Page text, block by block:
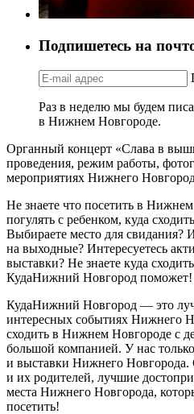
Подпишетесь на
Раз в неделю мы будем
в Нижнем Новгороде.
Органный концерт «Слава в
проведения, режим работы,
мероприятиях Нижнего
Не знаете что посетить в
погулять с ребенком, куда
Выбираете место для свидания?
на выходные? Интересуетесь
выставки? Не знаете куда
КудаНижний Новгород поможет!
КудаНижний Новгород — это
интересных событиях Нижнего
сходить в Нижнем Новгороде с
большой компанией. У нас
и выставки Нижнего Новгорода.
и их родителей, лучшие
места Нижнего Новгорода,
посетить!